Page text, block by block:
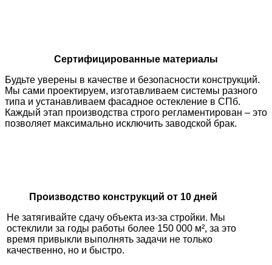
Сертифицированные материалы
Будьте уверены в качестве и безопасности конструкций.
Мы сами проектируем, изготавливаем системы разного
типа и устанавливаем фасадное остекление в СПб.
Каждый этап производства строго регламентирован – это
позволяет максимально исключить заводской брак.
Производство конструкций от 10 дней
Не затягивайте сдачу объекта из-за стройки. Мы
остеклили за годы работы более 150 000 м², за это
время привыкли выполнять задачи не только
качественно, но и быстро.